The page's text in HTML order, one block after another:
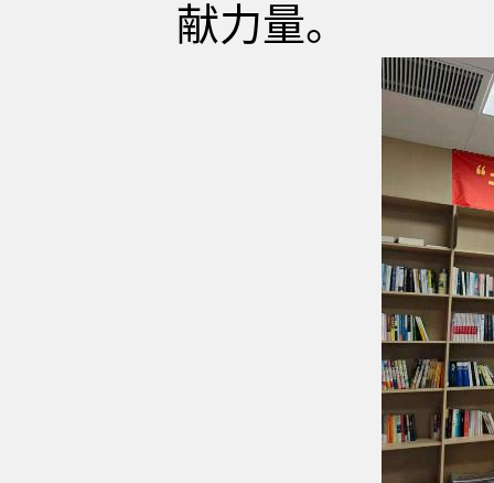
献力量。